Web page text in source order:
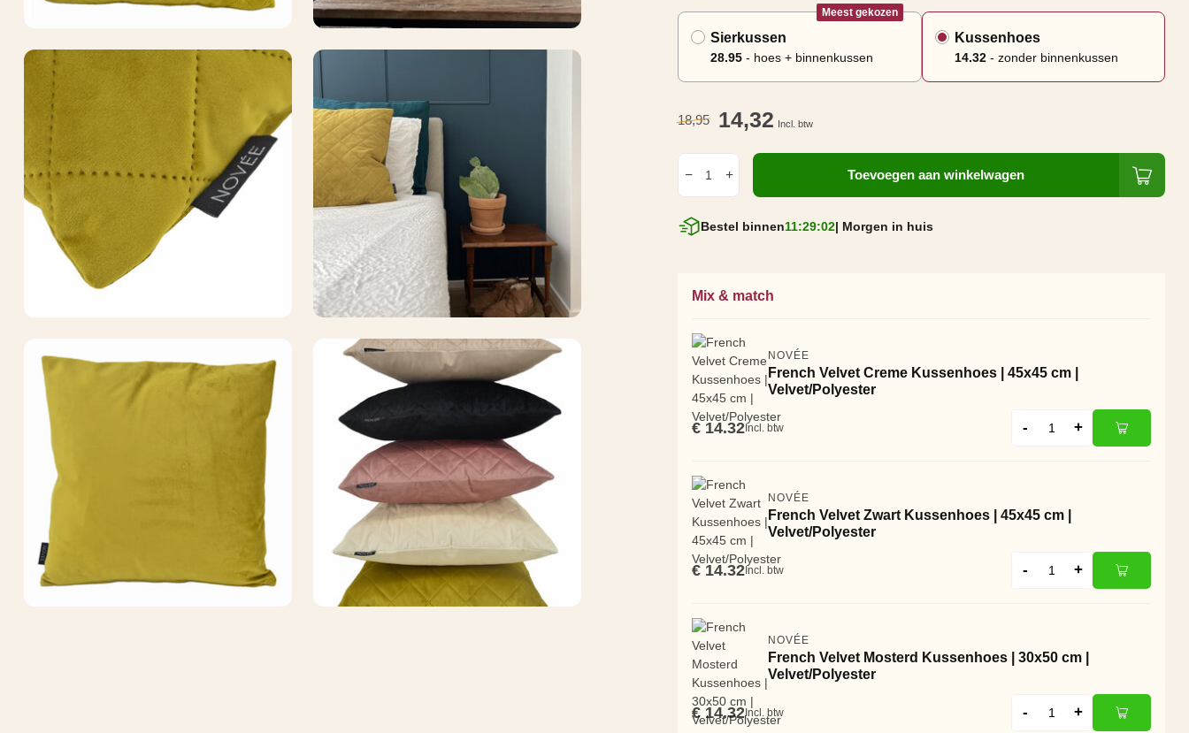
Sierkussen
Meest gekozen
28.95 - hoes + binnenkussen
Kussenhoes
14.32- zonder binnenkussen
18,95 14,32 Incl. btw
Toevoegen aan winkelwagen
Bestel binnen11:29:02| Morgen in huis
Mix & match
NOVÉE
French Velvet Creme Kussenhoes | 45x45 cm |
Velvet/Polyester
€ 14.32 Incl. btw - +
NOVÉE
French Velvet Zwart Kussenhoes | 45x45 cm |
Velvet/Polyester
€ 14.32 Incl. btw - +
NOVÉE
French Velvet Mosterd Kussenhoes | 30x50 cm |
Velvet/Polyester
€ 14.32Incl. btw - +